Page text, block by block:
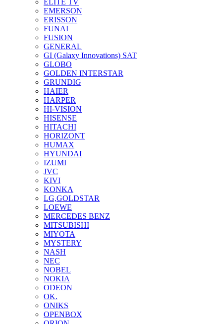
ELITE TV
EMERSON
ERISSON
FUNAI
FUSION
GENERAL
GI (Galaxy Innovations) SAT
GLOBO
GOLDEN INTERSTAR
GRUNDIG
HAIER
HARPER
HI-VISION
HISENSE
HITACHI
HORIZONT
HUMAX
HYUNDAI
IZUMI
JVC
KIVI
KONKA
LG,GOLDSTAR
LOEWE
MERCEDES BENZ
MITSUBISHI
MIYOTA
MYSTERY
NASH
NEC
NOBEL
NOKIA
ODEON
OK.
ONIKS
OPENBOX